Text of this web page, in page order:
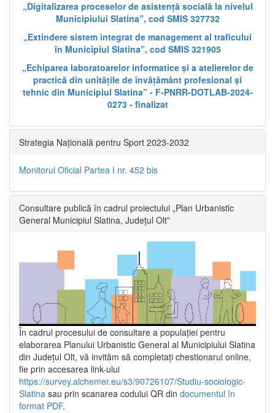
„Digitalizarea proceselor de asistență socială la nivelul
Municipiului Slatina”, cod SMIS 327732
„Extindere sistem integrat de management al traficului
în Municipiul Slatina”, cod SMIS 321905
„Echiparea laboratoarelor informatice și a atelierelor de
practică din unitățile de învățământ profesional și
tehnic din Municipiul Slatina” - F-PNRR-DOTLAB-2024-
0273 - finalizat
Strategia Națională pentru Sport 2023-2032
Monitorul Oficial Partea I nr. 452 bis
Consultare publică în cadrul proiectului „Plan Urbanistic
General Municipiul Slatina, Județul Olt”
În cadrul procesului de consultare a populaţiei pentru
elaborarea Planului Urbanistic General al Municipiului Slatina
din Județul Olt, vă invităm să completați chestionarul online,
fie prin accesarea link-ului
https://survey.alchemer.eu/s3/90726107/Studiu-sociologic-
Slatina sau prin scanarea codului QR din documentul în
format PDF.